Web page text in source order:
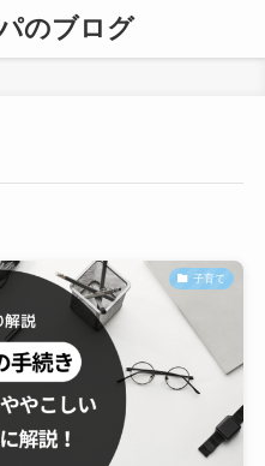
のブログ
子育て